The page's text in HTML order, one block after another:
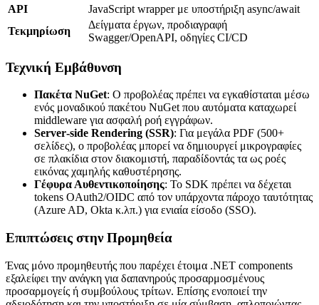
API
JavaScript wrapper με υποστήριξη async/await
Τεκμηρίωση
Δείγματα έργων, προδιαγραφή
Swagger/OpenAPI, οδηγίες CI/CD
Τεχνική Εμβάθυνση
Πακέτα NuGet: Ο προβολέας πρέπει να εγκαθίσταται μέσω
ενός μοναδικού πακέτου NuGet που αυτόματα καταχωρεί
middleware για ασφαλή ροή εγγράφων.
Server‑side Rendering (SSR): Για μεγάλα PDF (500+
σελίδες), ο προβολέας μπορεί να δημιουργεί μικρογραφίες
σε πλακίδια στον διακομιστή, παραδίδοντάς τα ως ροές
εικόνας χαμηλής καθυστέρησης.
Γέφυρα Αυθεντικοποίησης: Το SDK πρέπει να δέχεται
tokens OAuth2/OIDC από τον υπάρχοντα πάροχο ταυτότητας
(Azure AD, Okta κ.λπ.) για ενιαία είσοδο (SSO).
Επιπτώσεις στην Προμηθεία
Ένας μόνο προμηθευτής που παρέχει έτοιμα .NET components
εξαλείφει την ανάγκη για δαπανηρούς προσαρμοσμένους
προσαρμογείς ή συμβούλους τρίτων. Επίσης ενοποιεί την